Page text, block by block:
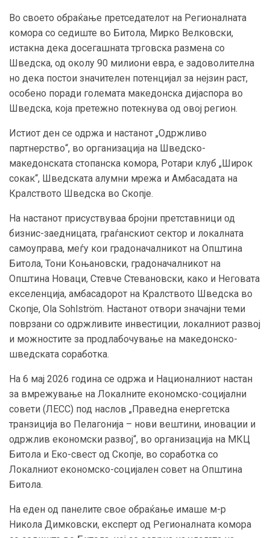
Во своето обраќање претседателот на Регионалната
комора со седиште во Битола, Мирко Велковски,
истакна дека досегашната трговска размена со
Шведска, од околу 90 милиони евра, е задоволителна
но дека постои значителен потенцијал за нејзин раст,
особено поради големата македонска дијаспора во
Шведска, која претежно потекнува од овој регион.
Истиот ден се одржа и настанот „Одржливо
партнерство“, во организација на Шведско-
македонската стопанска комора, Ротари клуб „Широк
сокак“, Шведската алумни мрежа и Амбасадата на
Кралството Шведска во Скопје.
На настанот присуствуваа бројни претставници од
бизнис-заедницата, граѓанскиот сектор и локалната
самоуправа, меѓу кои градоначалникот на Општина
Битола, Тони Коњановски, градоначалникот на
Општина Новаци, Стевче Стевановски, како и Неговата
екселенција, амбасадорот на Кралството Шведска во
Скопје, Ola Sohlström. Настанот отвори значајни теми
поврзани со одржливите инвестиции, локалниот развој
и можностите за продлабочување на македонско-
шведската соработка.
На 6 мај 2026 година се одржа и Националниот настан
за вмрежување на Локалните економско-социјални
совети (ЛЕСС) под наслов „Праведна енергетска
транзиција во Пелагонија – нови вештини, иновации и
одржлив економски развој“, во организација на МКЦ
Битола и Еко-свест од Скопје, во соработка со
Локалниот економско-социјален совет на Општина
Битола.
На еден од панелите свое обраќање имаше м-р
Никола Димковски, експерт од Регионалната комора